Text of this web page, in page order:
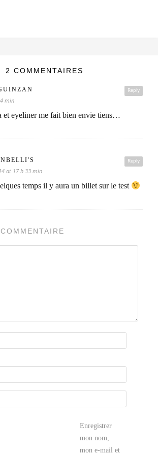
2 COMMENTAIRES
Reply
min
et eyeliner me fait bien envie tiens…
Reply
at 17 h 33 min
temps il y aura un billet sur le test
Enregistrer
mon nom,
mon e-mail et